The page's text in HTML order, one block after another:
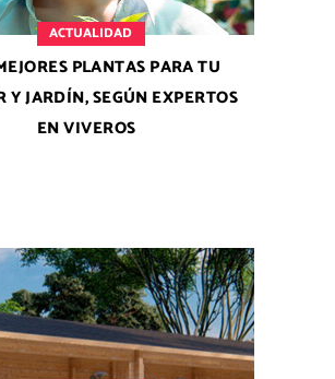
ACTUALIDAD
PLANTAS PARA TU
Y JARDÍN, SEGÚN EXPERTOS
EN VIVEROS